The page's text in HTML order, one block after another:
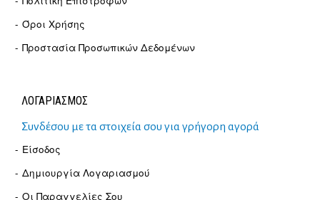
Όροι Χρήσης
Προστασία Προσωπικών Δεδομένων
ΛΟΓΑΡΙΑΣΜΟΣ
Συνδέσου με τα στοιχεία σου για γρήγορη αγορά
Είσοδος
Δημιουργία Λογαριασμού
Οι Παραγγελίες Σου